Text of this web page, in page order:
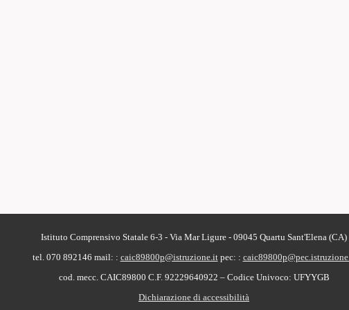
Istituto Comprensivo Statale 6-3 - Via Mar Ligure - 09045 Quartu Sant'Elena (CA)
tel. 070 892146 mail: : caic89800p@istruzione.itpec: :
cod. mecc. CAIC89800 C.F. 92229640922 – Codice Univoco: UFYYGB
Dichiarazione di accessibilità